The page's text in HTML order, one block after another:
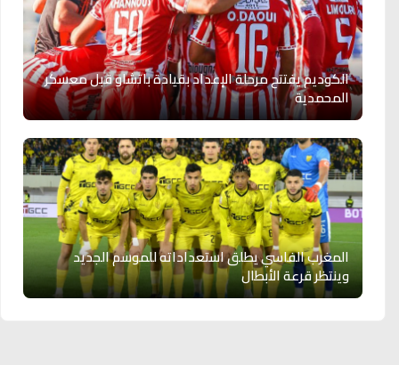
الكوديم يفتتح مرحلة الإعداد بقيادة باتشاو قبل معسكر
المحمدية
المغرب الفاسي يطلق استعداداته للموسم الجديد
وينتظر قرعة الأبطال